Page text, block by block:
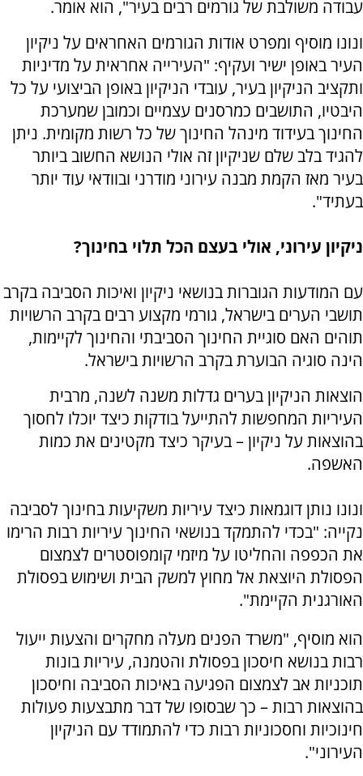
עבודה משולבת של גורמים רבים בעיר", הוא אומר.
ונונו מוסיף ומפרט אודות הגורמים האחראים על ניקיון
העיר באופן ישיר ועקיף: "העירייה אחראית על מדיניות
ותקציב הניקיון בעיר, עובדי הניקיון באופן הביצועי על כל
היבטיו, התושבים כמרסנים עצמיים וכמובן שמערכת
החינוך בעידוד מינהל החינוך של כל רשות מקומית. ניתן
להגיד בלב שלם שניקיון זה אולי הנושא החשוב ביותר
בעיר מאז הקמת מבנה עירוני מודרני ובוודאי עוד יותר
בעתיד".
ניקיון עירוני, אולי בעצם הכל תלוי בחינוך?
עם המודעות הגוברות בנושאי ניקיון ואיכות הסביבה בקרב
תושבי הערים בישראל, גורמי מקצוע רבים בקרב הרשויות
תוהים האם סוגיית החינוך הסביבתי והחינוך לקיימות,
הינה סוגיה הבוערת בקרב הרשויות בישראל.
הוצאות הניקיון בערים גדלות משנה לשנה, מרבית
העיריות המחפשות להתייעל בודקות כיצד יוכלו לחסוך
בהוצאות על ניקיון – בעיקר כיצד מקטינים את כמות
האשפה.
ונונו נותן דוגמאות כיצד עיריות משקיעות בחינוך לסביבה
נקייה: "בכדי להתמקד בנושאי החינוך עיריות רבות הרימו
את הכפפה והחליטו על מיזמי קומפוסטרים לצמצום
הפסולת היוצאת אל מחוץ למשק הבית ושימוש בפסולת
האורגנית הקיימת".
הוא מוסיף, "משרד הפנים מעלה מחקרים והצעות ייעול
רבות בנושא חיסכון בפסולת והטמנה, עיריות בונות
תוכניות אב לצמצום הפגיעה באיכות הסביבה וחיסכון
בהוצאות רבות – כך שבסופו של דבר מתבצעות פעולות
חינוכיות וחסכוניות רבות כדי להתמודד עם הניקיון
העירוני".